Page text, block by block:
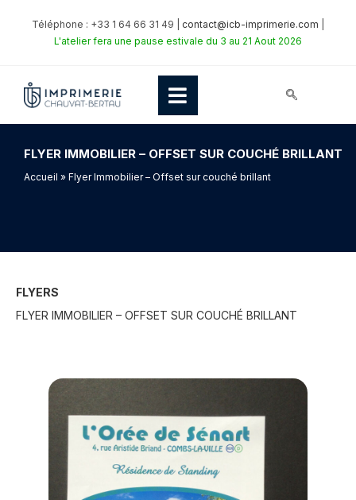
Téléphone : +33 1 64 66 31 49 | contact@icb-imprimerie.com
L'atelier fera une pause estivale du 3 au 21 Aout 2026
FLYER IMMOBILIER – OFFSET SUR COUCHÉ BRILLANT
Accueil » Flyer Immobilier – Offset sur couché brillant
FLYERS
FLYER IMMOBILIER – OFFSET SUR COUCHÉ BRILLANT